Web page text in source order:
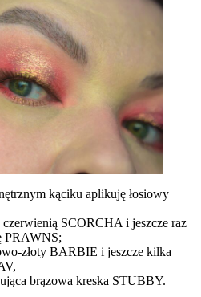
kąciku aplikuję łosiowy
czerwienią SCORCHA i jeszcze raz
PRAWNS;
złoty BARBIE i jeszcze kilka
brązowa kreska STUBBY.